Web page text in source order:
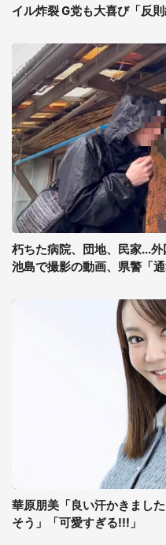
イル炸裂 G党も大喜び「反則
朽ちた病院、団地、民家...
池島で撮影の動画、県警「通
華原朋美「良い汗かきまし
そう」「可愛すぎる!!!」